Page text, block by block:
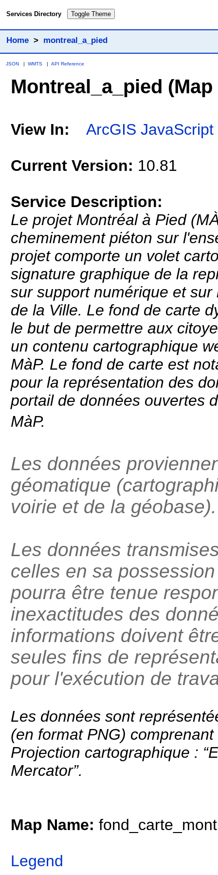
Services Directory Toggle Theme
Home > montreal_a_pied
JSON | WMTS | API Reference
Montreal_a_pied
View In: ArcGIS JavaScript
Current Version: 10.81
Service Description:
Le projet Montréal à Pied
cheminement piéton sur
projet comporte un volet
signature graphique de la
sur support numérique et
de la Ville. Le fond de carte
le but de permettre aux
un contenu cartographique
MàP. Le fond de carte est
pour la représentation des
portail de données ouvertes
MàP.
Les données
géomatique
voirie et de la géobase).
Les données
celles en sa
pourra être tenue
inexactitudes des
informations doivent
seules fins de
pour l'exécution de
Les données sont
(en format PNG)
Projection cartographique :
Mercator”.
Map Name:
Legend